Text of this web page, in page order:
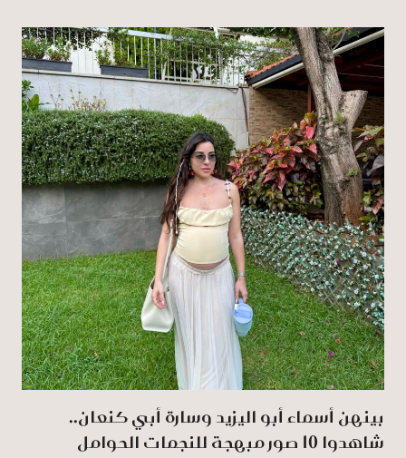
بينهن أسماء أبو اليزيد وسارة أبي كنعان..
شاهدوا 10 صور مبهجة للنجمات الحوامل